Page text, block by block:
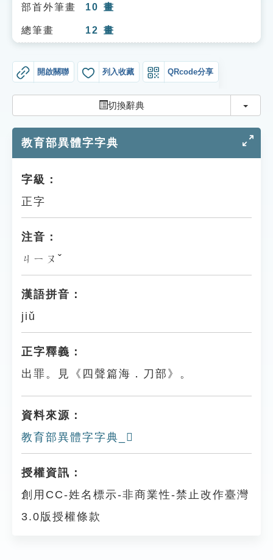
知識索引
單字索引
貓頭鷹博士
部首外筆畫 10 畫
總筆畫 12 畫
開啟關聯 列入收藏 QRcode分享
切換辭典 切換
教育部異體字字典
字級：
正字
注音：
ㄐㄧㄡˇ
漢語拼音：
jiǔ
正字釋義：
出罪。見《四聲篇海．刀部》。
資料來源：
教育部異體字字典_𠞎
授權資訊：
創用CC-姓名標示-非商業性-禁止改作臺灣
3.0版授權條款